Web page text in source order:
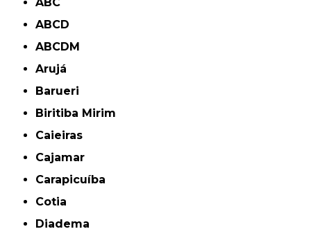
ABCD
ABCDM
Arujá
Barueri
Biritiba Mirim
Caieiras
Cajamar
Carapicuíba
Cotia
Diadema